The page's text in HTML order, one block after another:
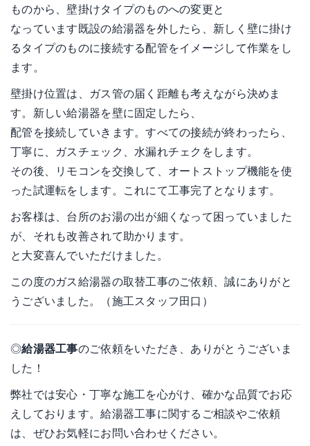
ものから、壁掛けタイプのものへの変更と
なっています既設の給湯器を外したら、新しく壁に掛け
るタイプのものに接続する配管をイメージして作業をし
ます。
壁掛け位置は、ガス管の届く距離も考えながら決めま
す。新しい給湯器を壁に固定したら、
配管を接続していきます。すべての接続が終わったら、
丁寧に、ガスチェック、水漏れチェクをします。
その後、リモコンを交換して、オートストップ機能を使
った試運転をします。これにて工事完了となります。
お客様は、台所のお湯の出が細くなって困っていました
が、それも改善されて助かります。
と大変喜んでいただけました。
この度のガス給湯器の取替工事のご依頼、誠にありがと
うございました。（施工スタッフ田口）
◎給湯器工事のご依頼をいただき、ありがとうございま
した！
弊社では安心・丁寧な施工を心がけ、確かな品質でお応
えしております。給湯器工事に関するご相談やご依頼
は、ぜひお気軽にお問い合わせください。